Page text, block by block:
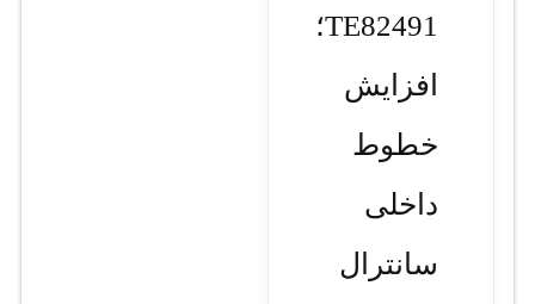
TE82491؛
افزایش
خطوط
داخلی
سانترال